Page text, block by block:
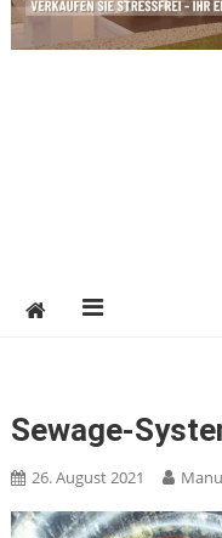
Sewage-
26. August 2021